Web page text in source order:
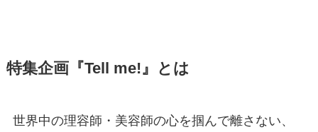
特集企画『Tell me!』とは
世界中の理容師・美容師の心を掴んで離さない、